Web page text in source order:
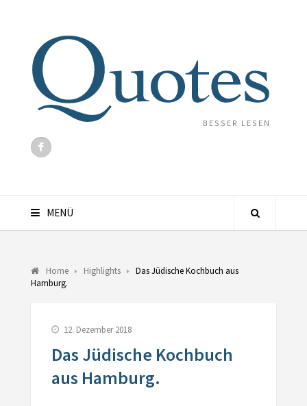
BESSER LESEN
MENÜ
Home Highlights
Das Jüdische Kochbuch aus
Hamburg.
12. Dezember 2018
Das Jüdische Kochbuch
aus Hamburg.